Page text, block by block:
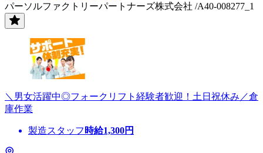
パーソルファクトリーパートナーズ株式会社 /A40-008277_1
＼男女活躍中◎フォークリフト経験者歓迎！土日祝休み／倉
庫作業
製造スタッフ 時給1,300円